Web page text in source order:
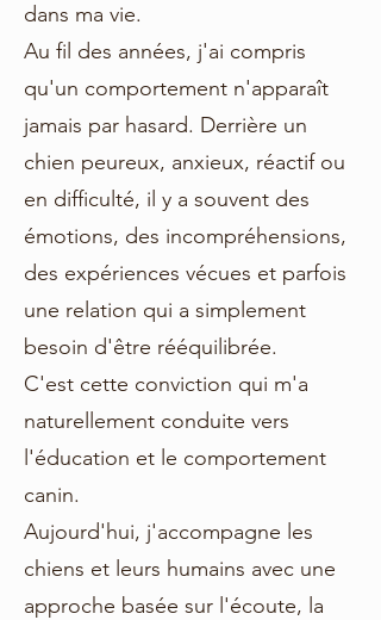
dans ma vie.
Au fil des années, j'ai compris
qu'un comportement n'apparaît
jamais par hasard. Derrière un
chien peureux, anxieux, réactif ou
en difficulté, il y a souvent des
émotions, des incompréhensions,
des expériences vécues et parfois
une relation qui a simplement
besoin d'être rééquilibrée.
C'est cette conviction qui m'a
naturellement conduite vers
l'éducation et le comportement
canin.
Aujourd'hui, j'accompagne les
chiens et leurs humains avec une
approche basée sur l'écoute, la